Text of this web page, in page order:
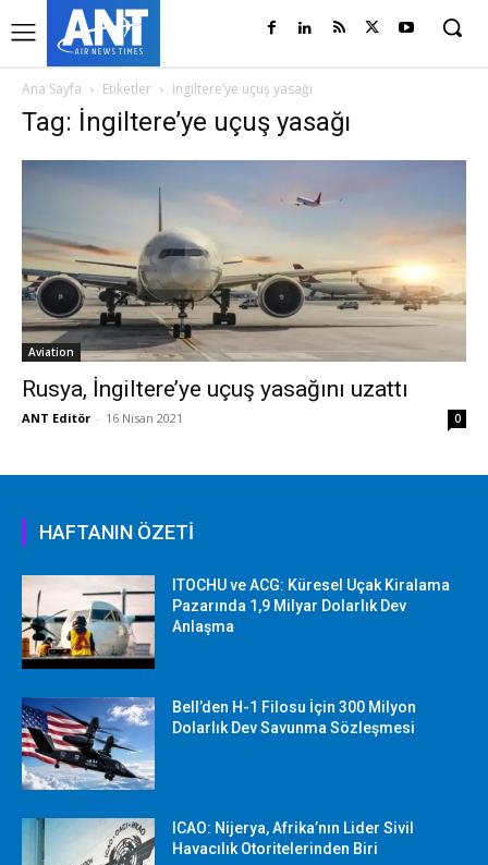
Ana Sayfa Etiketler İngiltere’ye uçuş yasağı
Tag: İngiltere’ye uçuş yasağı
Aviation
Rusya, İngiltere’ye uçuş yasağını uzattı
ANT Editör - 16 Nisan 2021 0
HAFTANIN ÖZETİ
ITOCHU ve ACG: Küresel Uçak Kiralama
Pazarında 1,9 Milyar Dolarlık Dev
Anlaşma
Bell’den H-1 Filosu İçin 300 Milyon
Dolarlık Dev Savunma Sözleşmesi
ICAO: Nijerya, Afrika’nın Lider Sivil
Havacılık Otoritelerinden Biri